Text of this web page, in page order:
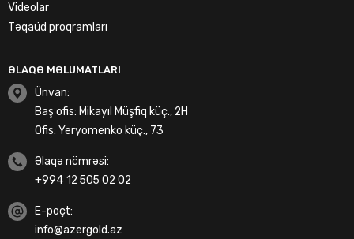
Videolar
Təqaüd proqramları
ƏLAQƏ MƏLUMATLARI
Ünvan:
Baş ofis: Mikayıl Müşfiq küç., 2H
Ofis: Yeryomenko küç., 73
Əlaqə nömrəsi:
+994 12 505 02 02
E-poçt:
info@azergold.az